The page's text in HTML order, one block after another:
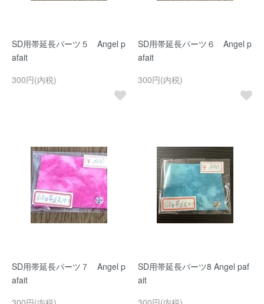
SD用帯延長パーツ５ Angel p
afait
300円(内税)
SD用帯延長パーツ６ Angel p
afait
300円(内税)
SD用帯延長パーツ７ Angel p
afait
SD用帯延長パーツ8 Angel paf
ait